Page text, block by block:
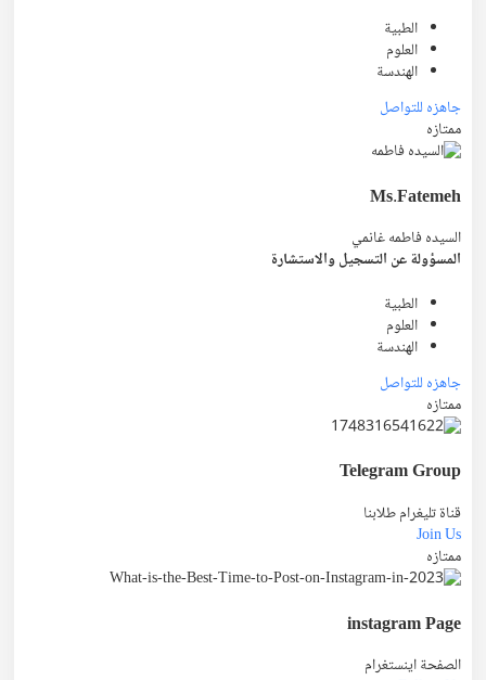
الطبية
العلوم
الهندسة
جاهزه للتواصل
ممتازه
Ms.Fatemeh
السيده فاطمه غانمي
المسؤولة عن التسجيل والاستشارة
الطبية
العلوم
الهندسة
جاهزه للتواصل
ممتازه
Telegram Group
قناة تليغرام طلابنا
Join Us
ممتازه
instagram Page
الصفحة اينستغرام